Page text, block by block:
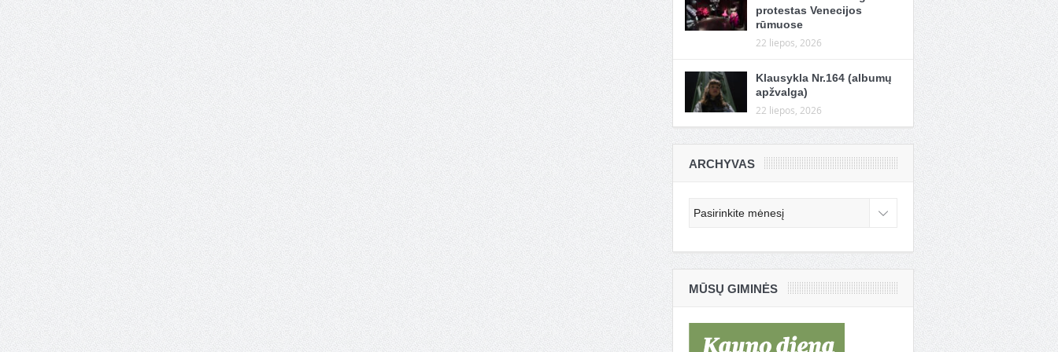
protestas Venecijos
rūmuose
22 liepos, 2026
Klausykla Nr.164 (albumų
apžvalga)
22 liepos, 2026
ARCHYVAS
MŪSŲ GIMINĖS